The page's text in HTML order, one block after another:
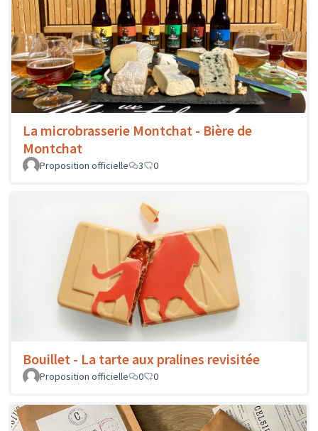
La microbrasserie Montchat - Bière de
Montchat
Proposition officielle 3 0
Bouillet - La tarte aux pralines revisitée
Proposition officielle 0 0